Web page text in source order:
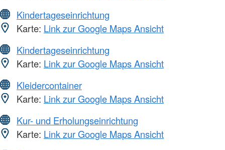
Kindertageseinrichtung
Karte: Link zur Google Maps Ansicht
Kindertageseinrichtung
Karte: Link zur Google Maps Ansicht
Kleidercontainer
Karte: Link zur Google Maps Ansicht
Kur- und Erholungseinrichtung
Karte: Link zur Google Maps Ansicht